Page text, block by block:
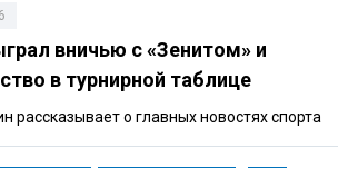
вничью с «Зенитом» и
в турнирной таблице
рассказывает о главных новостях спорта